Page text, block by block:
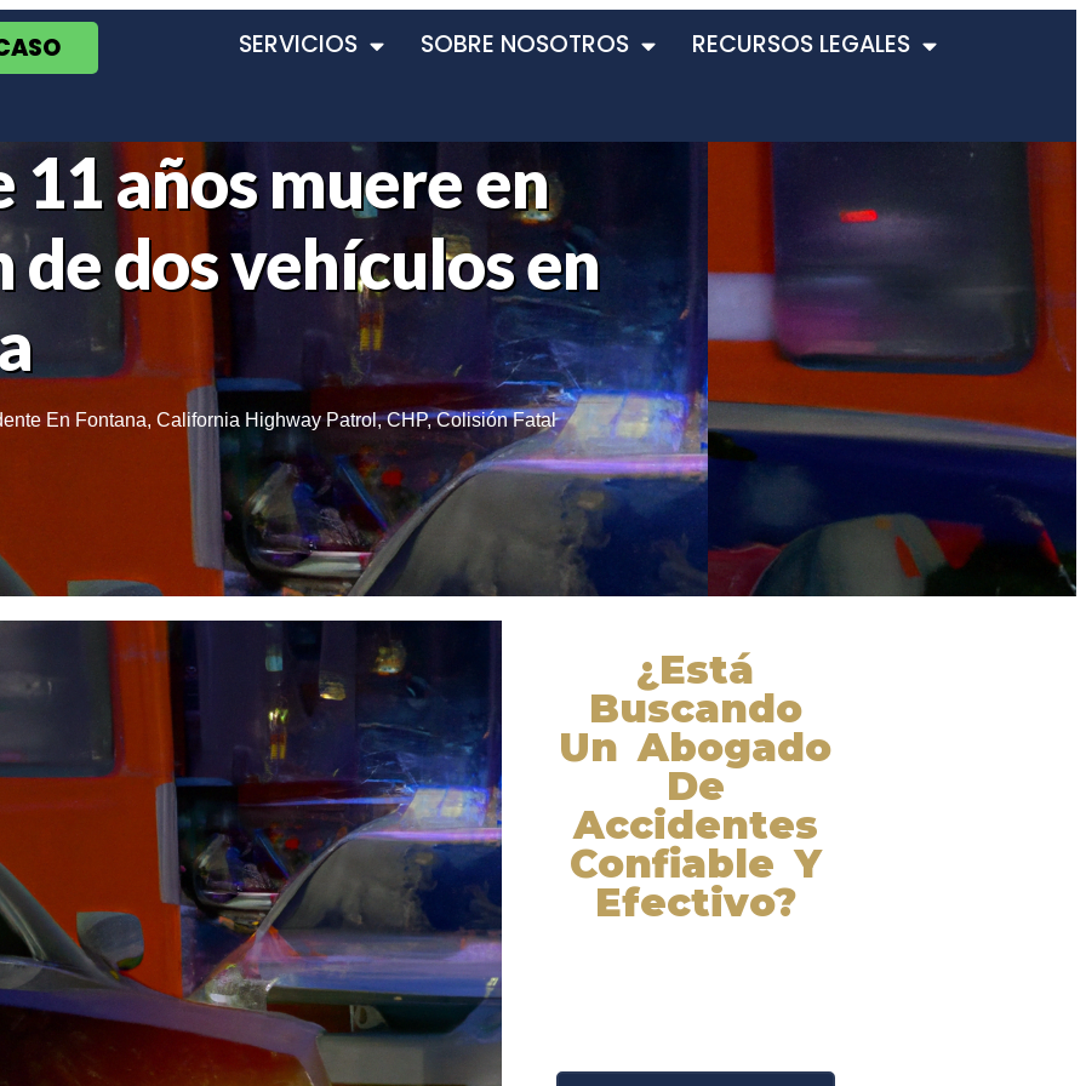
SERVICIOS SOBRE NOSOTROS RECURSOS LEGALES
11 años muere en
de dos vehículos en
En Fontana, California Highway Patrol,CHP,Colisión Fatal
¿Está
Buscando
Un Abogado
De
Accidentes
Confiable Y
Efectivo?